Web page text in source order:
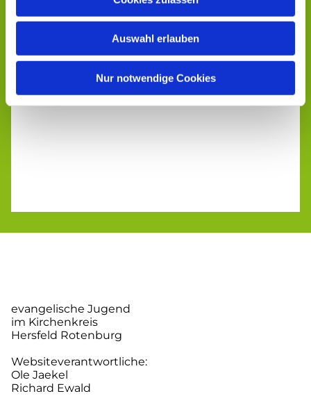
Auswahl erlauben
Nur notwendige Cookies
evangelische Jugend
im Kirchenkreis
Hersfeld Rotenburg
Websiteverantwortliche:
Ole Jaekel
Richard Ewald